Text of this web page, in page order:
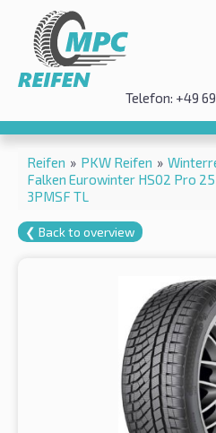
Telefon: +49
Reifen » PKW Reifen »
Falken Eurowinter HS02 Pro
3PMSF TL
❮ Back to overview